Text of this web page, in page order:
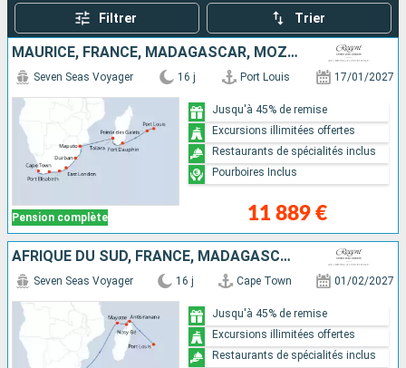
Filtrer Trier
MAURICE, FRANCE, MADAGASCAR, MOZAMBIQUE, AFRIQUE DU SUD
Pension complète
Seven Seas Voyager 16 j Port Louis 17/01/2027
11 889 €
Jusqu'à 45% de remise
Excursions illimitées offertes
Restaurants de spécialités inclus
Pourboires Inclus
AFRIQUE DU SUD, FRANCE, MADAGASCAR, MAURICE
Seven Seas Voyager 16 j Cape Town 01/02/2027
Jusqu'à 45% de remise
Excursions illimitées offertes
Restaurants de spécialités inclus